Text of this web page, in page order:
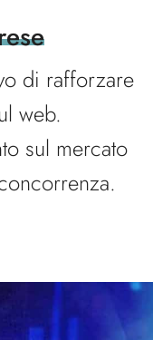
di rafforzare
web.
sul mercato